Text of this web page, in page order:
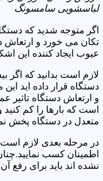
لباسشویی سامسونگ
اگر متوجه شدید که
تکان می خورد و ارتعاش
عیوب ایجاد کننده این
لازم است بدانید که اگر
دستگاه قرار داده اید
و ارتعاش دستگاه تاثیر
است که بارها را کم
متعدل در دستگاه پخش
در مرحله بعدی لازم است
اطمینان کسب
نشده اند باید برای رفع آن